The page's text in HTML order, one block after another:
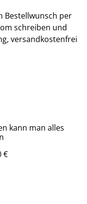
Bestellwunsch per
schreiben und
versandkostenfrei
kann man alles
€